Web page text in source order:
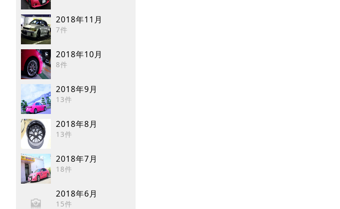
2018年11月
7件
2018年10月
8件
2018年9月
13件
2018年8月
13件
2018年7月
18件
2018年6月
15件